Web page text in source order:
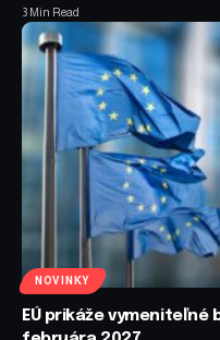
3 Min Read
NOVINKY
EÚ prikáže